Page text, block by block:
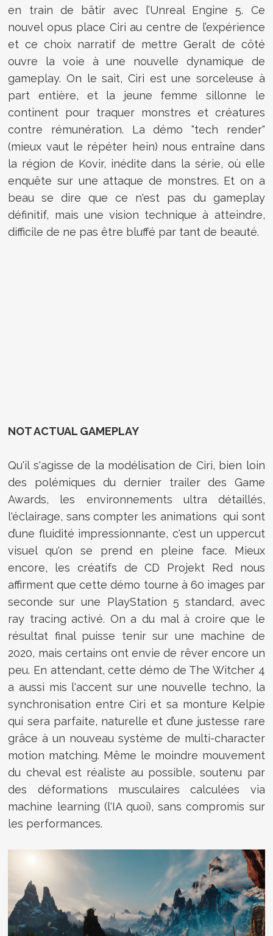
en train de bâtir avec l’Unreal Engine 5. Ce
nouvel opus place Ciri au centre de l’expérience
et ce choix narratif de mettre Geralt de côté
ouvre la voie à une nouvelle dynamique de
gameplay. On le sait, Ciri est une sorceleuse à
part entière, et la jeune femme sillonne le
continent pour traquer monstres et créatures
contre rémunération. La démo "tech render"
(mieux vaut le répéter hein) nous entraîne dans
la région de Kovir, inédite dans la série, où elle
enquête sur une attaque de monstres. Et on a
beau se dire que ce n'est pas du gameplay
définitif, mais une vision technique à atteindre,
difficile de ne pas être bluffé par tant de beauté.
NOT ACTUAL GAMEPLAY
Qu'il s'agisse de la modélisation de Ciri, bien loin
des polémiques du dernier trailer des Game
Awards, les environnements ultra détaillés,
l'éclairage, sans compter les animations qui sont
d’une fluidité impressionnante, c'est un uppercut
visuel qu'on se prend en pleine face. Mieux
encore, les créatifs de CD Projekt Red nous
affirment que cette démo tourne à 60 images par
seconde sur une PlayStation 5 standard, avec
ray tracing activé. On a du mal à croire que le
résultat final puisse tenir sur une machine de
2020, mais certains ont envie de rêver encore un
peu. En attendant, cette démo de The Witcher 4
a aussi mis l'accent sur une nouvelle techno, la
synchronisation entre Ciri et sa monture Kelpie
qui sera parfaite, naturelle et d’une justesse rare
grâce à un nouveau système de multi-character
motion matching. Même le moindre mouvement
du cheval est réaliste au possible, soutenu par
des déformations musculaires calculées via
machine learning (l'IA quoi), sans compromis sur
les performances.